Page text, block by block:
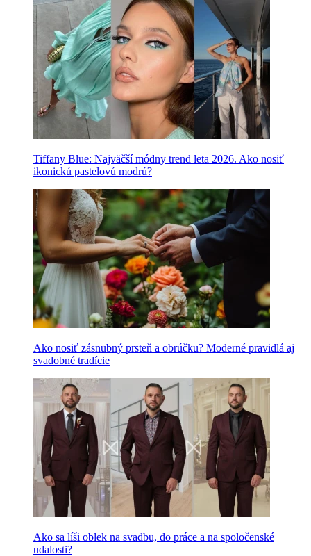
Tiffany Blue: Najväčší módny trend leta 2026. Ako nosiť
ikonickú pastelovú modrú?
Ako nosiť zásnubný prsteň a obrúčku? Moderné pravidlá aj
svadobné tradície
Ako sa líši oblek na svadbu, do práce a na spoločenské
udalosti?